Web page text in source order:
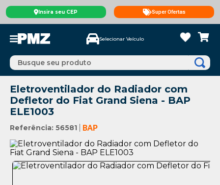
Insira seu CEP Super Ofertas
Selecionar Veículo
Busque seu produto
Eletroventilador do Radiador com
Defletor do Fiat Grand Siena - BAP
ELE1003
Referência: 56581 BAP